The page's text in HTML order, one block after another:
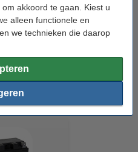
akkoord te gaan. Kiest u
alleen functionele en
we technieken die daarop
5 mm